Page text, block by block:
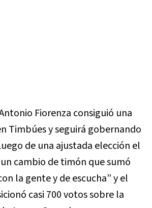
Fiorenza consiguió una
Timbúes y seguirá gobernando
de una ajustada elección el
un cambio de timón que sumó
la gente y de escucha” y el
casi 700 votos sobre la